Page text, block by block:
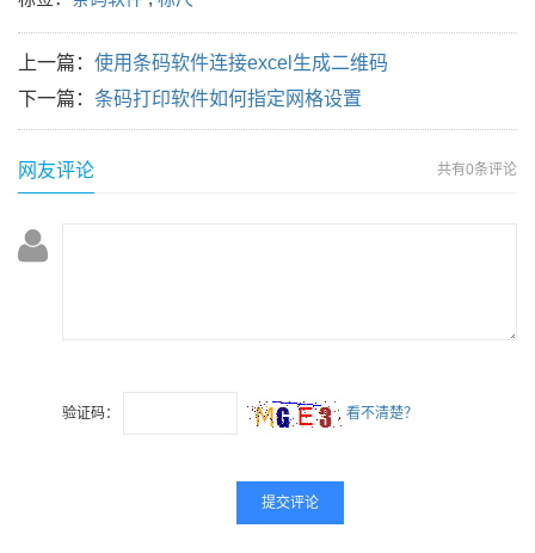
上一篇： 使用条码软件连接excel生成二维码
下一篇： 条码打印软件如何指定网格设置
共有0条评论
网友评论
验证码： 看不清楚？